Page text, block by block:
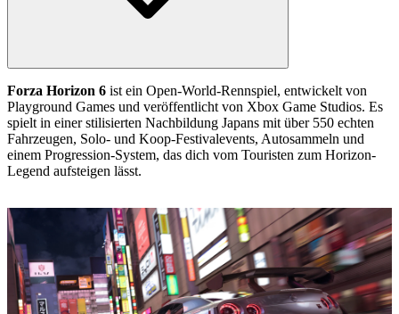
Forza Horizon 6 ist ein Open-World-Rennspiel, entwickelt von
Playground Games und veröffentlicht von Xbox Game Studios. Es
spielt in einer stilisierten Nachbildung Japans mit über 550 echten
Fahrzeugen, Solo- und Koop-Festivalevents, Autosammeln und
einem Progression-System, das dich vom Touristen zum Horizon-
Legend aufsteigen lässt.